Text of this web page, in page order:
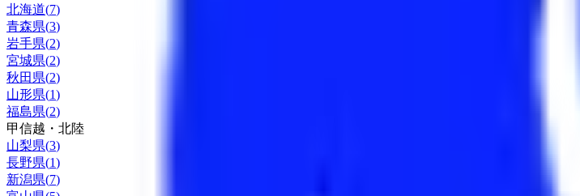
北海道(7)
青森県(3)
岩手県(2)
宮城県(2)
秋田県(2)
山形県(1)
福島県(2)
甲信越・北陸
山梨県(3)
長野県(1)
新潟県(7)